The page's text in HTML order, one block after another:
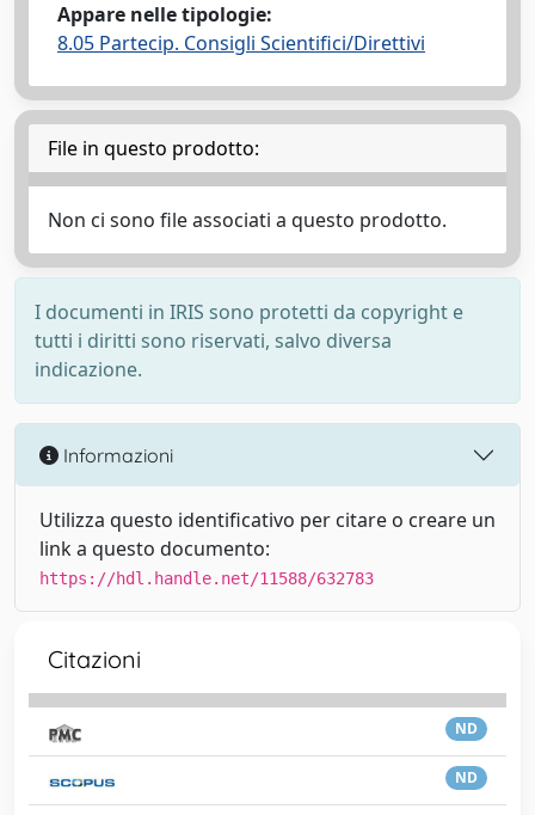
Appare nelle tipologie:
8.05 Partecip. Consigli Scientifici/Direttivi
File in questo prodotto:
Non ci sono file associati a questo prodotto.
I documenti in IRIS sono protetti da copyright e
tutti i diritti sono riservati, salvo diversa
indicazione.
Informazioni
Utilizza questo identificativo per citare o creare un
link a questo documento:
https://hdl.handle.net/11588/632783
Citazioni
ND
ND